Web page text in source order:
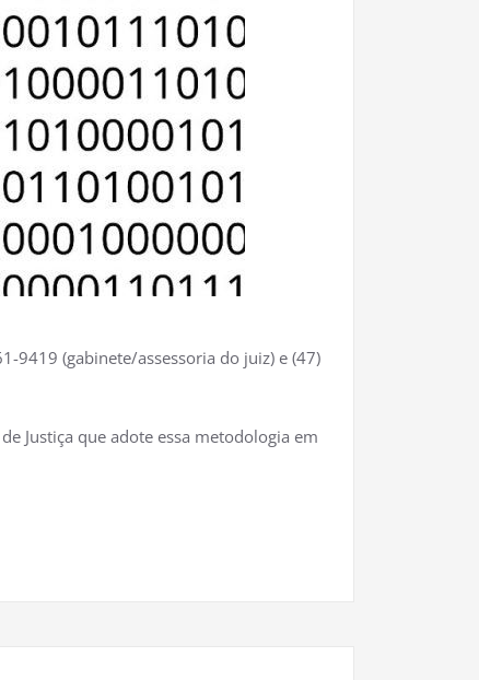
9419 (gabinete/assessoria do juiz) e (47)
Justiça que adote essa metodologia em